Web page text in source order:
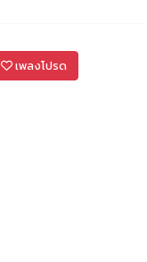
เพลงโปรด